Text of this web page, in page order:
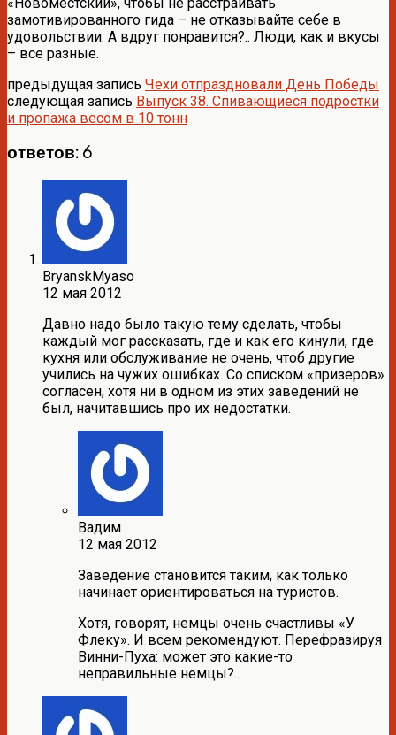
замотивированного гида – не отказывайте себе в
удовольствии. А вдруг понравится?.. Люди, как и вкусы
– все разные.
предыдущая запись Чехи отпраздновали День Победы
следующая запись Выпуск 38. Спивающиеся подростки
и пропажа весом в 10 тонн
ответов: 6
BryanskMyaso
12 мая 2012
Давно надо было такую тему сделать, чтобы
каждый мог рассказать, где и как его кинули, где
кухня или обслуживание не очень, чтоб другие
учились на чужих ошибках. Со списком «призеров»
согласен, хотя ни в одном из этих заведений не
был, начитавшись про их недостатки.
Вадим
12 мая 2012
Заведение становится таким, как только
начинает ориентироваться на туристов.
Хотя, говорят, немцы очень счастливы «У
Флеку». И всем рекомендуют. Перефразируя
Винни-Пуха: может это какие-то
неправильные немцы?..